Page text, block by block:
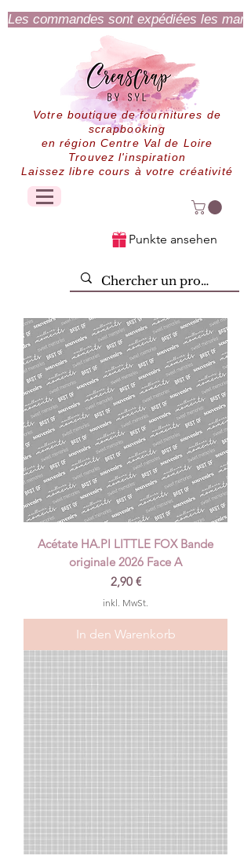
Les commandes sont expédiées les
Votre boutique de fournitures de
scrapbooking
en région Centre Val de Loire
Trouvez l'inspiration
Laissez libre cours à votre créativité
Punkte ansehen
Acétate HA.PI LITTLE FOX Bande
originale 2026 Face A
Preis
2,90 €
inkl. MwSt.
In den Warenkorb